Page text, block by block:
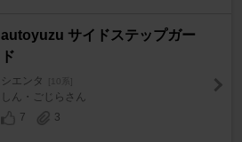
autoyuzu サイドステップガー
ド
シエンタ
しん・ごじらさん
7
3